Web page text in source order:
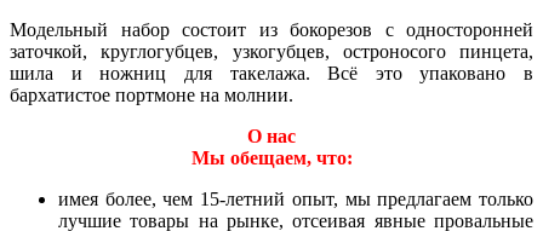
Модельный набор состоит из бокорезов с односторонней
заточкой, круглогубцев, узкогубцев, остроносого пинцета,
шила и ножниц для такелажа. Всё это упаковано в
бархатистое портмоне на молнии.
О нас
Мы обещаем, что:
имея более, чем 15-летний опыт, мы предлагаем только
лучшие товары на рынке, отсеивая явные провальные